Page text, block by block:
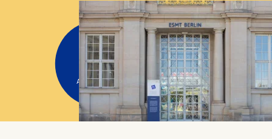
Triple
Crown
AACSB, AMBA,
EQUIS